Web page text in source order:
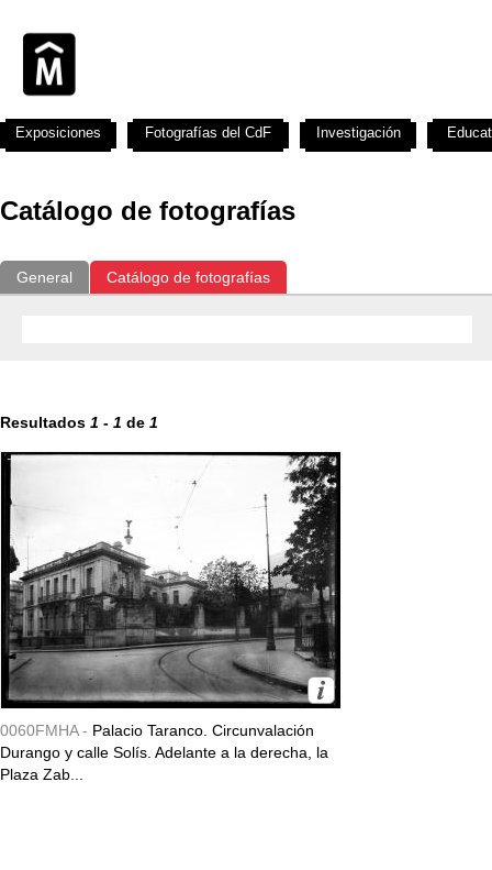
Catálogo de fotografías
General Catálogo de fotografías
Resultados 1 - 1 de 1
0060FMHA - Palacio Taranco. Circunvalación
Durango y calle Solís. Adelante a la derecha, la
Plaza Zab...
Exposiciones Fotografías del CdF Investigación